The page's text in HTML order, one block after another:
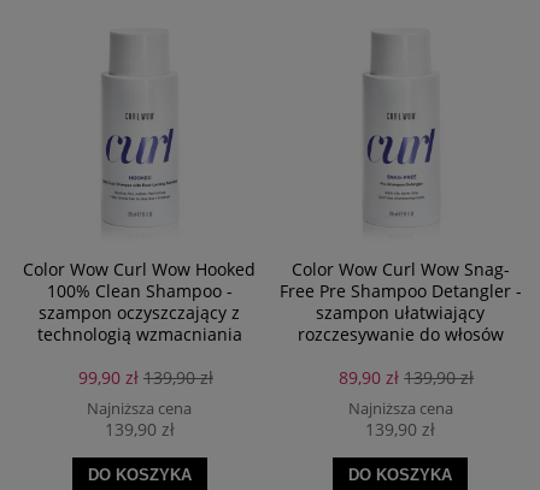
Color Wow Curl Wow Hooked
100% Clean Shampoo -
szampon oczyszczający z
technologią wzmacniania
99,90 zł 139,90 zł
Najniższa cena
139,90 zł
DO KOSZYKA
Color Wow Curl Wow Snag-
Free Pre Shampoo Detangler -
szampon ułatwiający
rozczesywanie do włosów
89,90 zł 139,90 zł
Najniższa cena
139,90 zł
DO KOSZYKA